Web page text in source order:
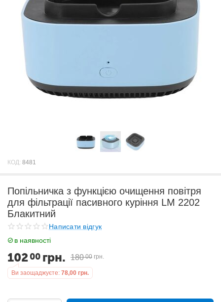
КОД: 8481
Попільничка з функцією очищення повітря
для фільтрації пасивного куріння LM 2202
Блакитний
Написати відгук
в наявності
10200 грн. 180 00 грн.
Ви заощаджуєте: 78,00 грн.